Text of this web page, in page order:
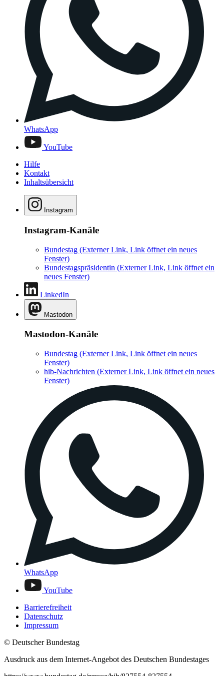
WhatsApp
YouTube
Hilfe
Kontakt
Inhaltsübersicht
Instagram
Instagram-Kanäle
Bundestag (Externer Link, Link öffnet ein neues
Fenster)
Bundestagspräsidentin (Externer Link, Link öffnet ein
neues Fenster)
LinkedIn
Mastodon
Mastodon-Kanäle
Bundestag (Externer Link, Link öffnet ein neues
Fenster)
hib-Nachrichten (Externer Link, Link öffnet ein neues
Fenster)
WhatsApp
YouTube
Barrierefreiheit
Datenschutz
Impressum
© Deutscher Bundestag
Ausdruck aus dem Internet-Angebot des Deutschen Bundestages